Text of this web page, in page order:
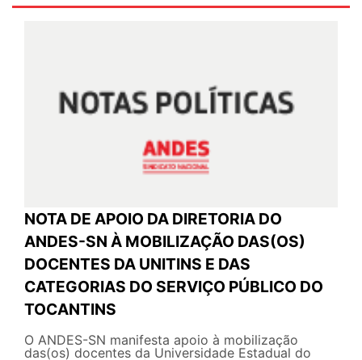
NOTA DE APOIO DA DIRETORIA DO
ANDES-SN À MOBILIZAÇÃO DAS(OS)
DOCENTES DA UNITINS E DAS
CATEGORIAS DO SERVIÇO PÚBLICO DO
TOCANTINS
O ANDES-SN manifesta apoio à mobilização
das(os) docentes da Universidade Estadual do